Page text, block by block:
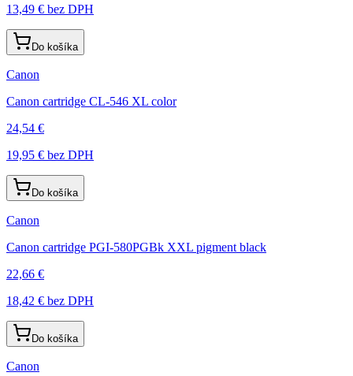
13,49 € bez DPH
Do košíka
Canon
Canon cartridge CL-546 XL color
24,54 €
19,95 € bez DPH
Do košíka
Canon
Canon cartridge PGI-580PGBk XXL pigment black
22,66 €
18,42 € bez DPH
Do košíka
Canon